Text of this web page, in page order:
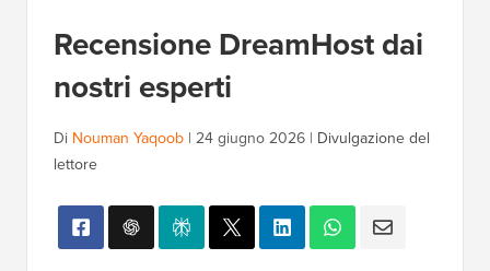
Recensione DreamHost dai
nostri esperti
Di Nouman Yaqoob | 24 giugno 2026 | Divulgazione del
lettore